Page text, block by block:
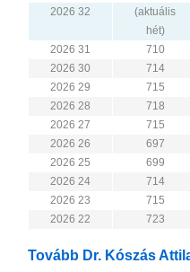
2026 32
(aktuális
hét)
2026 31 710
2026 30
714
2026 29
715
2026 28
718
2026 27
715
2026 26
697
2026 25
699
2026 24
714
2026 23
715
2026 22
723
Tovább Dr. Kószás